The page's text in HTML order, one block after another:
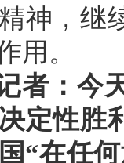
神，继
用。
者：今
定性胜
“在任